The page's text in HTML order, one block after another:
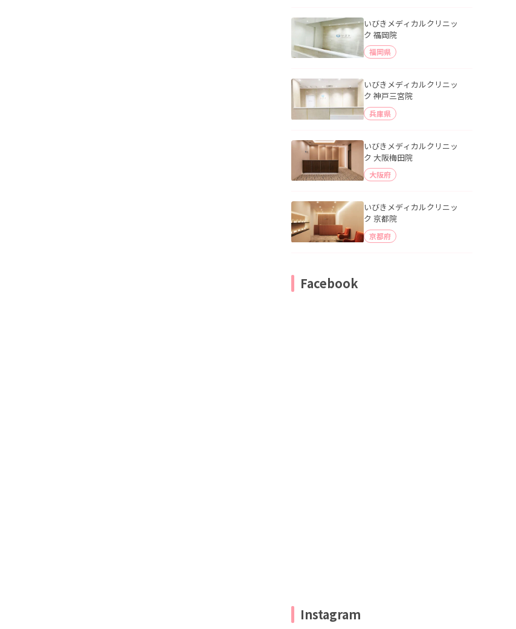
いびきメディカルクリニッ
ク 福岡院
福岡県
いびきメディカルクリニッ
ク 神戸三宮院
兵庫県
いびきメディカルクリニッ
ク 大阪梅田院
大阪府
いびきメディカルクリニッ
ク 京都院
京都府
Facebook
Instagram